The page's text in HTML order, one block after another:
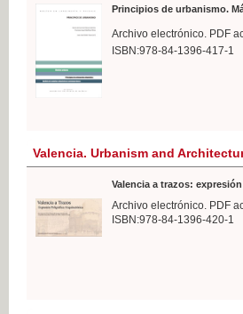
Principios de urbanismo.
Archivo electrónico. PDF
ISBN:978-84-1396-417-1
Valencia. Urbanism and
Valencia a trazos:
Archivo electrónico. PDF
ISBN:978-84-1396-420-1